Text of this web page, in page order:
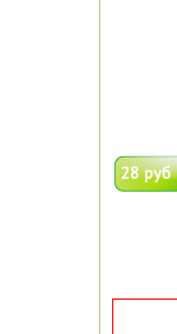
28 руб